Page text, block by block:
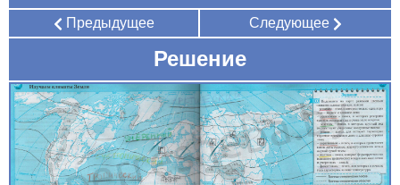
Предыдущее Следующее
Решение